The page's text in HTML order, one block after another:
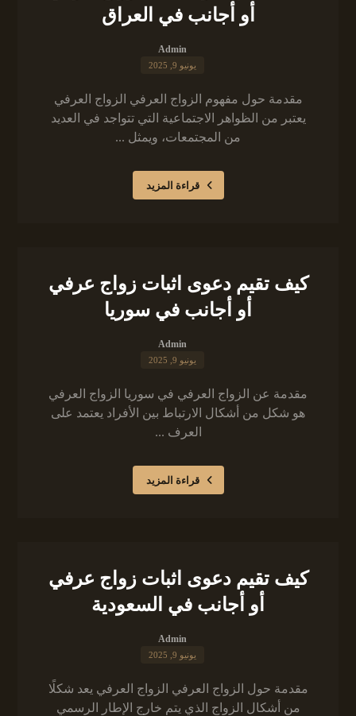
أو أجانب في العراق
Admin
يونيو 9, 2025
مقدمة حول مفهوم الزواج العرفي الزواج العرفي
يعتبر من الظواهر الاجتماعية التي تتواجد في العديد
من المجتمعات، ويمثل ...
قراءة المزيد
كيف تقيم دعوى اثبات زواج عرفي
أو أجانب في سوريا
Admin
يونيو 9, 2025
مقدمة عن الزواج العرفي في سوريا الزواج العرفي
هو شكل من أشكال الارتباط بين الأفراد يعتمد على
العرف ...
قراءة المزيد
كيف تقيم دعوى اثبات زواج عرفي
أو أجانب في السعودية
Admin
يونيو 9, 2025
مقدمة حول الزواج العرفي الزواج العرفي يعد شكلًا
من أشكال الزواج الذي يتم خارج الإطار الرسمي